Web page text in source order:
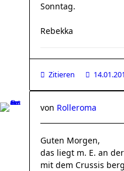
Sonntag.
Rebekka
Zitieren
von Rolleroma
Guten Morgen,
das liegt m. E. an
mit dem Crussis